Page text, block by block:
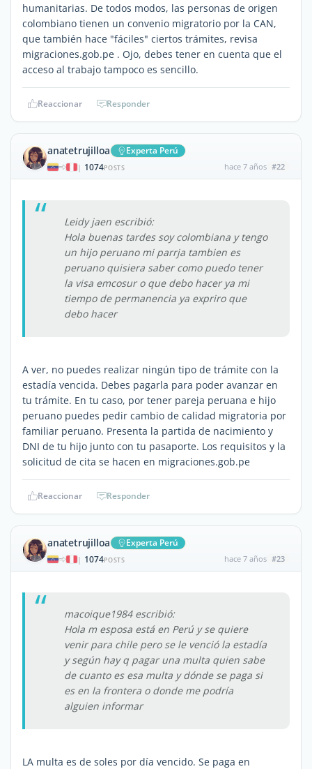
humanitarias. De todos modos, las personas de origen
colombiano tienen un convenio migratorio por la CAN,
que también hace "fáciles" ciertos trámites, revisa
migraciones.gob.pe . Ojo, debes tener en cuenta que el
acceso al trabajo tampoco es sencillo.
Reaccionar Responder
anatetrujilloa Experta Perú
| 1074POSTS hace 7 años #22
Leidy jaen escribió:
Hola buenas tardes soy colombiana y tengo
un hijo peruano mi parrja tambien es
peruano quisiera saber como puedo tener
la visa emcosur o que debo hacer ya mi
tiempo de permanencia ya expriro que
debo hacer
A ver, no puedes realizar ningún tipo de trámite con la
estadía vencida. Debes pagarla para poder avanzar en
tu trámite. En tu caso, por tener pareja peruana e hijo
peruano puedes pedir cambio de calidad migratoria por
familiar peruano. Presenta la partida de nacimiento y
DNI de tu hijo junto con tu pasaporte. Los requisitos y la
solicitud de cita se hacen en migraciones.gob.pe
Reaccionar Responder
anatetrujilloa Experta Perú
| 1074POSTS hace 7 años #23
macoique1984 escribió:
Hola m esposa está en Perú y se quiere
venir para chile pero se le venció la estadía
y según hay q pagar una multa quien sabe
de cuanto es esa multa y dónde se paga si
es en la frontera o donde me podría
alguien informar
LA multa es de soles por día vencido. Se paga en